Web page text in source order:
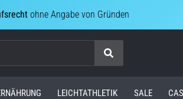
ohne Angabe von Gründen
Suche
LEICHTATHLETIK SALE